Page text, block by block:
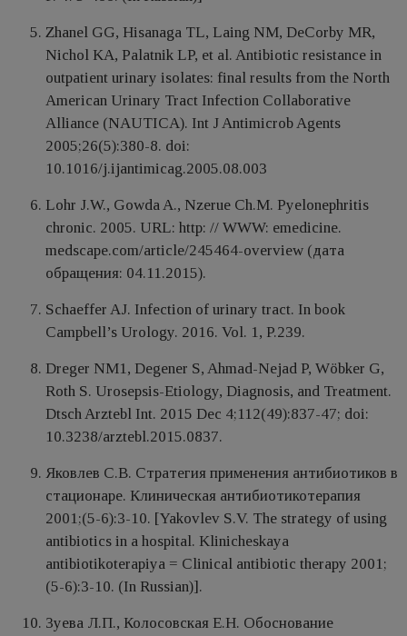
Zhanel GG, Hisanaga TL, Laing NM, DeCorby MR,
Nichol KA, Palatnik LP, et al. Antibiotic resistance in
outpatient urinary isolates: final results from the North
American Urinary Tract Infection Collaborative
Alliance (NAUTICA). Int J Antimicrob Agents
2005;26(5):380-8. doi:
10.1016/j.ijantimicag.2005.08.003
Lohr J.W., Gowda A., Nzerue Ch.M. Pyelonephritis
chronic. 2005. URL: http: // WWW: emedicine.
medscape.com/article/245464-overview (дата
обращения: 04.11.2015).
Schaeffer AJ. Infection of urinary tract. In book
Campbell’s Urology. 2016. Vol. 1, P.239.
Dreger NM1, Degener S, Ahmad-Nejad P, Wöbker G,
Roth S. Urosepsis-Etiology, Diagnosis, and Treatment.
Dtsch Arztebl Int. 2015 Dec 4;112(49):837-47; doi:
10.3238/arztebl.2015.0837.
Яковлев С.В. Стратегия применения антибиотиков в
стационаре. Клиническая антибиотикотерапия
2001;(5-6):3-10. [Yakovlev S.V. The strategy of using
antibiotics in a hospital. Klinicheskaya
antibiotikoterapiya = Clinical antibiotic therapy 2001;
(5-6):3-10. (In Russian)].
Зуева Л.П., Колосовская Е.Н. Обоснование